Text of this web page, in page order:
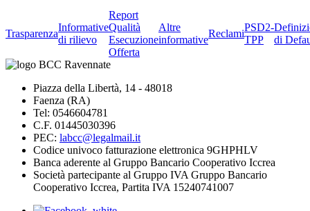
Trasparenza
Informative
di rilievo
Report
Qualità
Esecuzione
Offerta
Altre
informative
Reclami
PSD2-
TPP
di
Piazza della Libertà, 14 - 48018
Faenza (RA)
Tel: 0546604781
C.F. 01445030396
PEC: labcc@legalmail.it
Codice univoco fatturazione elettronica 9GHPHLV
Banca aderente al Gruppo Bancario Cooperativo Iccrea
Società partecipante al Gruppo IVA Gruppo Bancario
Cooperativo Iccrea, Partita IVA 15240741007